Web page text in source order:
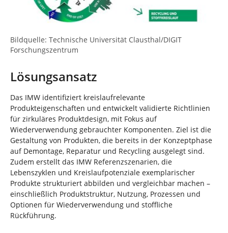
Bildquelle: Technische Universität Clausthal/DIGIT
Forschungszentrum
Lösungsansatz
Das IMW identifiziert kreislaufrelevante
Produkteigenschaften und entwickelt validierte Richtlinien
für zirkuläres Produktdesign, mit Fokus auf
Wiederverwendung gebrauchter Komponenten. Ziel ist die
Gestaltung von Produkten, die bereits in der Konzeptphase
auf Demontage, Reparatur und Recycling ausgelegt sind.
Zudem erstellt das IMW Referenzszenarien, die
Lebenszyklen und Kreislaufpotenziale exemplarischer
Produkte strukturiert abbilden und vergleichbar machen –
einschließlich Produktstruktur, Nutzung, Prozessen und
Optionen für Wiederverwendung und stoffliche
Rückführung.